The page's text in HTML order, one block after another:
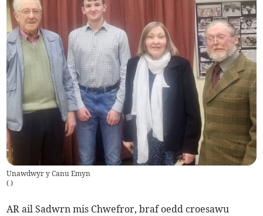
Unawdwyr y Canu Emyn
( )
AR ail Sadwrn mis Chwefror, braf oedd croesawu